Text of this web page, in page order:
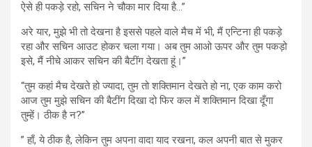
ऐसे ही पकड़े रहो, सचिन ने चौका मार दिया है…”
अरे यार, मुझे भी तो देखना है इससे पहले वाले मैच में भी, मैं एन्टिना ही पकड़े
रहा और सचिन आउट होकर चला गया। अब तुम आओ ऊपर और तुम पकड़ो
इसे, मैं नीचे आकर सचिन की बैटींग देखता हूं।”
“तुम कहां मैच देखते हो ज्यादा, तुम तो शक्तिमान देखते हो ना, एक काम करो
आज तुम मुझे सचिन की बैटींग दिखा दो फिर कल में शक्तिमान दिखा दूँगा
तुम्हें। ठीक है न?”
” हाँ, ये ठीक है, लेकिन तुम अपना वादा याद रखना, कल अपनी बात से मुकर